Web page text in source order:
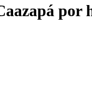
por